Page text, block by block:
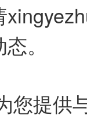
。
您提供